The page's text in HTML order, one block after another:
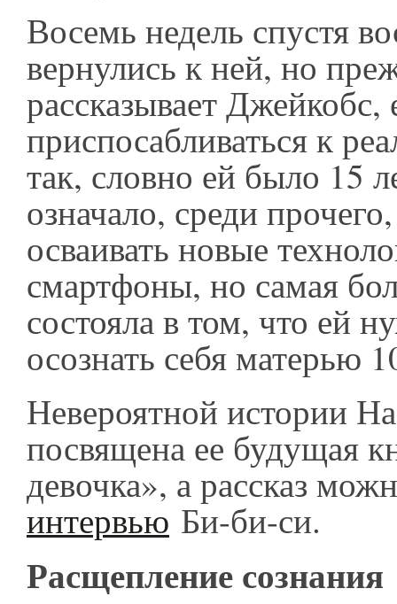
Восемь недель спустя
вернулись к ней, но
рассказывает
приспосабливаться к
так, словно ей было 15
означало, среди
осваивать новые
смартфоны, но самая
состояла в том, что ей
осознать себя матерью
Невероятной истории
посвящена ее будущая
девочка», а рассказ
интервью Би-би-си.
Расщепление сознания